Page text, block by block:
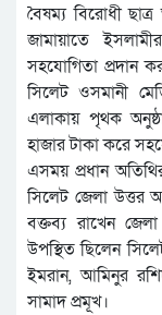
বৈষম্য বিরোধী
জামায়াতে
সহযোগিতা প্রদান
সিলেট ওসমানী
এলাকায় পৃথক
হাজার টাকা করে
এসময় প্রধান
সিলেট জেলা উত্তর
বক্তব্য রাখেন
উপস্থিত ছিলেন
ইমরান, আমিনুর
সামাদ প্রমূখ।